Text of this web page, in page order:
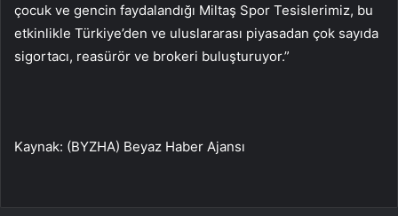
çocuk ve gencin faydalandığı Miltaş Spor Tesislerimiz, bu
etkinlikle Türkiye’den ve uluslararası piyasadan çok sayıda
sigortacı, reasürör ve brokeri buluşturuyor.”
Kaynak: (BYZHA) Beyaz Haber Ajansı